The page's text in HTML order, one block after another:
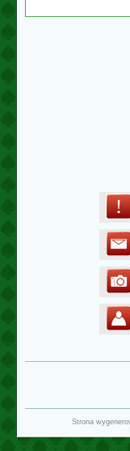
Strona